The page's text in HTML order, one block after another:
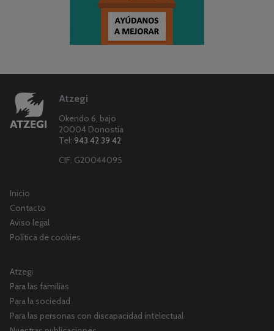
Atzegi
Okendo 6, bajo
20004 Donostia
Tel: 943 42 39 42
CIF: G20044095
Inicio
Contacto
Aviso legal
Política de cookies
Atzegi
Para las familias
Para la sociedad
Para las personas con discapacidad intelectual